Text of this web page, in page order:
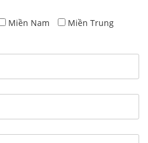
Miền Nam Miền Trung